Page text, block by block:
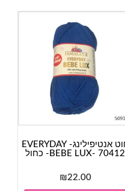
חוט אנטיפילינג- EVERYDAY
BEBE LUX- 70412- כחול
₪22.00